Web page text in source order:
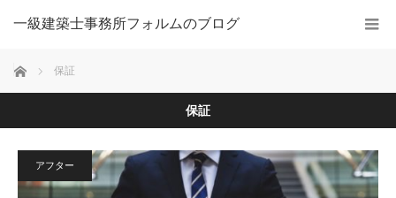
一級建築士事務所フォルムのブログ
ホーム 保証
保証
アフター